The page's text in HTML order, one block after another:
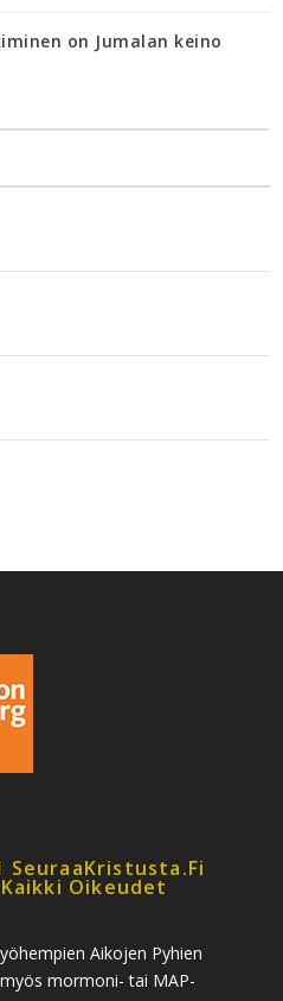
on Jumalan keino
SeuraaKristusta.fi
Oikeudet
Aikojen Pyhien
mormoni- tai MAP-